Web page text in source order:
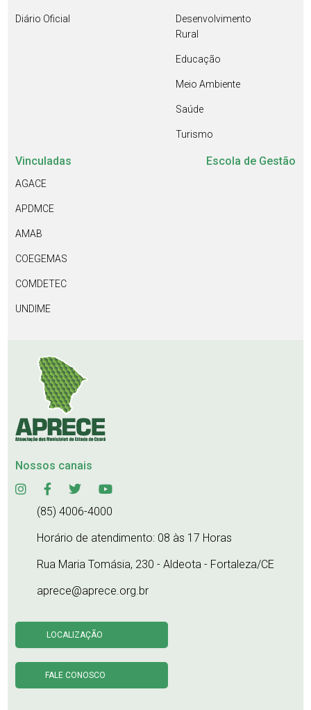
Diário Oficial
Desenvolvimento
Rural
Educação
Meio Ambiente
Saúde
Turismo
Vinculadas
AGACE
APDMCE
AMAB
COEGEMAS
COMDETEC
UNDIME
Escola de Gestão
Nossos canais
(85) 4006-4000
Horário de atendimento: 08 às 17 Horas
Rua Maria Tomásia, 230 - Aldeota - Fortaleza/CE
aprece@aprece.org.br
LOCALIZAÇÃO
FALE CONOSCO